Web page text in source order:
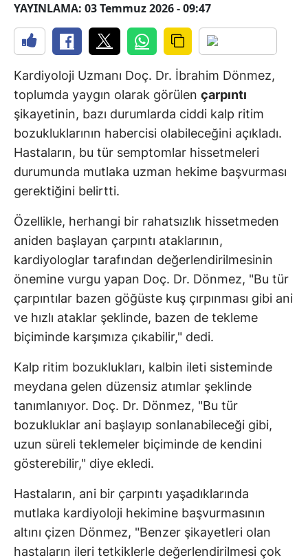
YAYINLAMA: 03 Temmuz 2026 - 09:47
Kardiyoloji Uzmanı Doç. Dr. İbrahim Dönmez,
toplumda yaygın olarak görülen çarpıntı
şikayetinin, bazı durumlarda ciddi kalp ritim
bozukluklarının habercisi olabileceğini açıkladı.
Hastaların, bu tür semptomlar hissetmeleri
durumunda mutlaka uzman hekime başvurması
gerektiğini belirtti.
Özellikle, herhangi bir rahatsızlık hissetmeden
aniden başlayan çarpıntı ataklarının,
kardiyologlar tarafından değerlendirilmesinin
önemine vurgu yapan Doç. Dr. Dönmez, "Bu tür
çarpıntılar bazen göğüste kuş çırpınması gibi ani
ve hızlı ataklar şeklinde, bazen de tekleme
biçiminde karşımıza çıkabilir," dedi.
Kalp ritim bozuklukları, kalbin ileti sisteminde
meydana gelen düzensiz atımlar şeklinde
tanımlanıyor. Doç. Dr. Dönmez, "Bu tür
bozukluklar ani başlayıp sonlanabileceği gibi,
uzun süreli teklemeler biçiminde de kendini
gösterebilir," diye ekledi.
Hastaların, ani bir çarpıntı yaşadıklarında
mutlaka kardiyoloji hekimine başvurmasının
altını çizen Dönmez, "Benzer şikayetleri olan
hastaların ileri tetkiklerle değerlendirilmesi çok